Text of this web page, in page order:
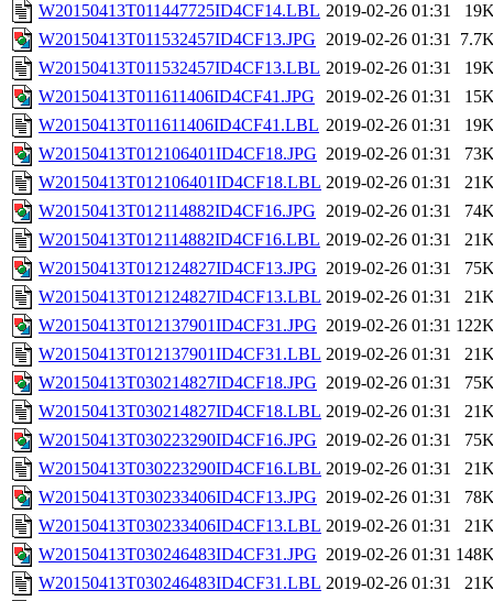
W20150413T011447725ID4CF14.LBL 2019-02-26 01:31
W20150413T011532457ID4CF13.JPG 2019-02-26 01:31
W20150413T011532457ID4CF13.LBL 2019-02-26 01:31
W20150413T011611406ID4CF41.JPG
2019-02-26 01:31
W20150413T011611406ID4CF41.LBL 2019-02-26 01:31
W20150413T012106401ID4CF18.JPG 2019-02-26 01:31
W20150413T012106401ID4CF18.LBL 2019-02-26 01:31
W20150413T012114882ID4CF16.JPG 2019-02-26 01:31
W20150413T012114882ID4CF16.LBL 2019-02-26 01:31
W20150413T012124827ID4CF13.JPG 2019-02-26 01:31
W20150413T012124827ID4CF13.LBL 2019-02-26 01:31
W20150413T012137901ID4CF31.JPG 2019-02-26 01:31
W20150413T012137901ID4CF31.LBL 2019-02-26 01:31
W20150413T030214827ID4CF18.JPG 2019-02-26 01:31
W20150413T030214827ID4CF18.LBL 2019-02-26 01:31
W20150413T030223290ID4CF16.JPG 2019-02-26 01:31
W20150413T030223290ID4CF16.LBL 2019-02-26 01:31
W20150413T030233406ID4CF13.JPG 2019-02-26 01:31
W20150413T030233406ID4CF13.LBL 2019-02-26 01:31
W20150413T030246483ID4CF31.JPG 2019-02-26 01:31
W20150413T030246483ID4CF31.LBL 2019-02-26 01:31